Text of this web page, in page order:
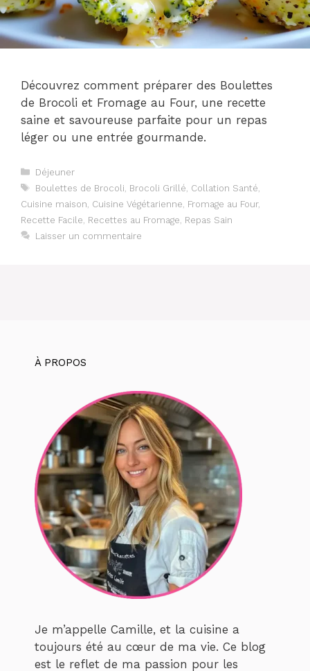
Découvrez comment préparer des Boulettes
de Brocoli et Fromage au Four, une recette
saine et savoureuse parfaite pour un repas
léger ou une entrée gourmande.
Catégories
Déjeuner
Étiquettes
Boulettes de Brocoli Brocoli Grillé Collation Santé
Cuisine maison Cuisine Végétarienne Fromage au Four,
Recette Facile Recettes au Fromage Repas Sain
Laisser un commentaire
À PROPOS
Je m’appelle Camille, et la cuisine a
toujours été au cœur de ma vie. Ce blog
est le reflet de ma passion pour les